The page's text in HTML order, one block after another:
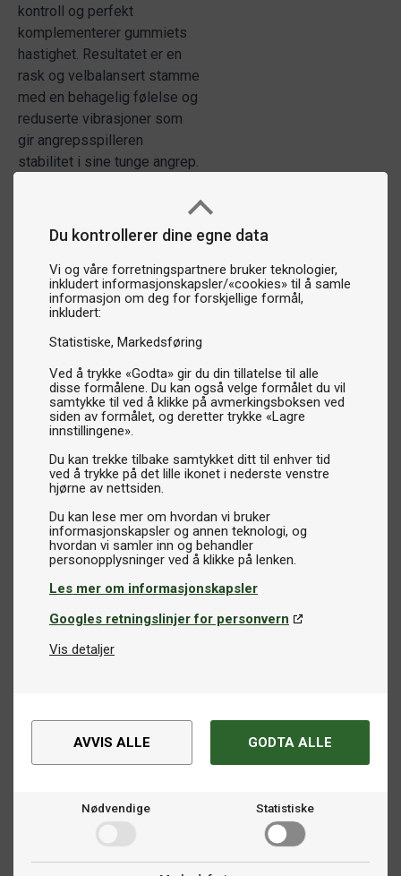
Du kontrollerer dine egne data
Vi og våre forretningspartnere bruker teknologier,
inkludert informasjonskapsler/«cookies» til å samle
informasjon om deg for forskjellige formål,
inkludert:
Statistiske Markedsføring
Ved å trykke «Godta» gir du din tillatelse til alle
disse formålene. Du kan også velge formålet du vil
samtykke til ved å klikke på avmerkingsboksen ved
siden av formålet, og deretter trykke «Lagre
innstillingene».
Du kan trekke tilbake samtykket ditt til enhver tid
ved å trykke på det lille ikonet i nederste venstre
hjørne av nettsiden.
Du kan lese mer om hvordan vi bruker
informasjonskapsler og annen teknologi, og
hvordan vi samler inn og behandler
Les mer om informasjonskapsler
Googles retningslinjer for personvern
Vis detaljer
AVVIS ALLE GODTA ALLE
Nødvendige Statistiske
kontroll og perfekt
komplementerer gummiets
hastighet. Resultatet er en
rask og velbalansert stamme
med en behagelig følelse og
reduserte vibrasjoner som
gir angrepsspilleren
stabilitet i sine tunge angrep.